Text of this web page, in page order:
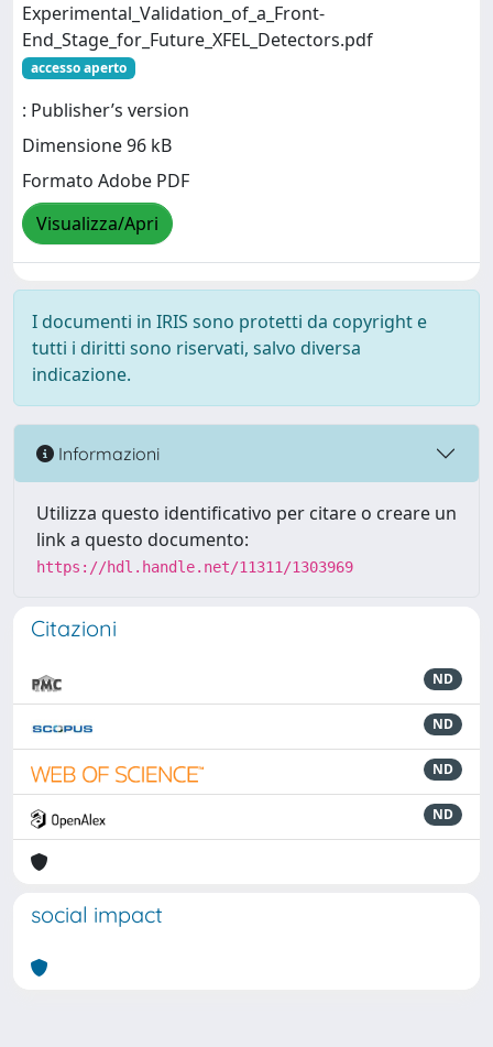
Experimental_Validation_of_a_Front-
End_Stage_for_Future_XFEL_Detectors.pdf
accesso aperto
: Publisher’s version
Dimensione 96 kB
Formato Adobe PDF
Visualizza/Apri
I documenti in IRIS sono protetti da copyright e
tutti i diritti sono riservati, salvo diversa
indicazione.
Informazioni
Utilizza questo identificativo per citare o creare un
link a questo documento:
https://hdl.handle.net/11311/1303969
Citazioni
ND
ND
ND
ND
social impact